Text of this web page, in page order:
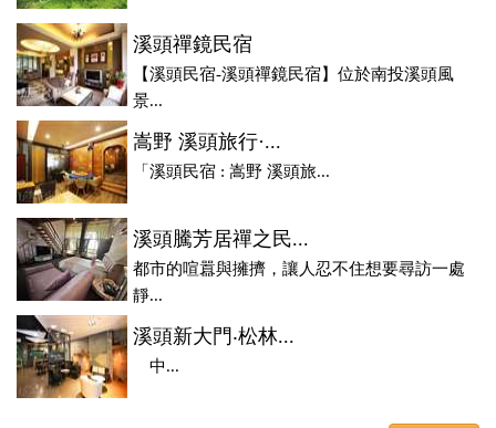
溪頭禪鏡民宿
【溪頭民宿-溪頭禪鏡民宿】位於南投溪頭風
景...
嵩野 溪頭旅行·...
「溪頭民宿 : 嵩野 溪頭旅...
溪頭騰芳居禪之民...
都市的喧囂與擁擠，讓人忍不住想要尋訪一處
靜...
溪頭新大門‧松林...
中...